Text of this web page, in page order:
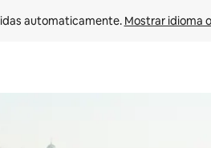
automaticamente. Mostrar idioma